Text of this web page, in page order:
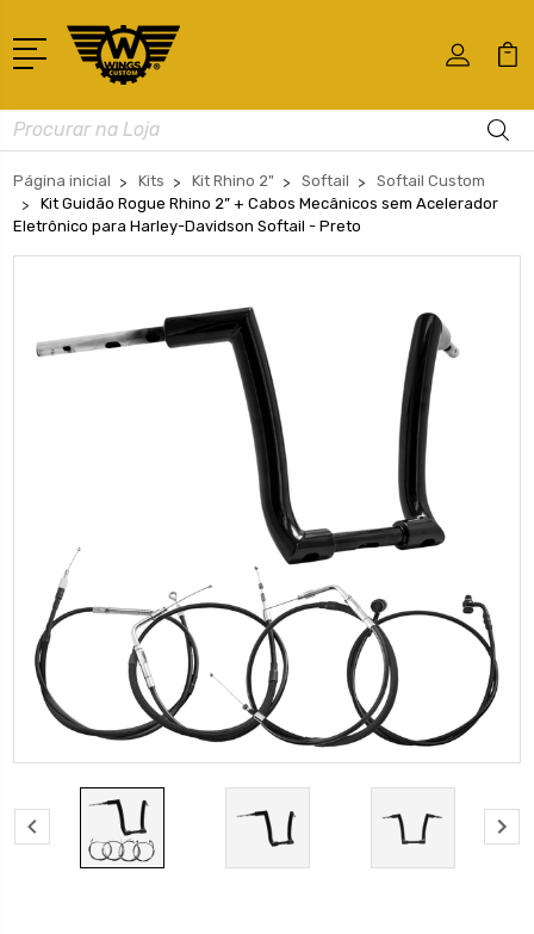
Busca
Página inicial Kits Kit Rhino 2" Softail
Softail Custom
Kit Guidão Rogue Rhino 2” + Cabos Mecânicos sem Acelerador
Eletrônico para Harley-Davidson Softail - Preto